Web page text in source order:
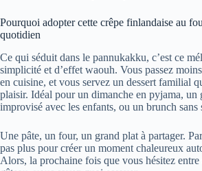
Pourquoi adopter cette crêpe finlandaise au
quotidien
Ce qui séduit dans le pannukakku, c’est ce
simplicité et d’effet waouh. Vous passez
en cuisine, et vous servez un dessert familial
plaisir. Idéal pour un dimanche en pyjama, un
improvisé avec les enfants, ou un brunch sans
Une pâte, un four, un grand plat à partager.
pas plus pour créer un moment chaleureux
Alors, la prochaine fois que vous hésitez entre